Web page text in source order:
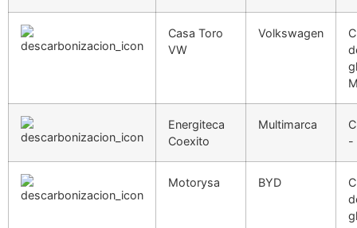
Casa Toro
VW
Volkswagen
Energiteca
Coexito
Multimarca
-
Motorysa BYD